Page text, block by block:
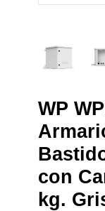
WP
con
kg.